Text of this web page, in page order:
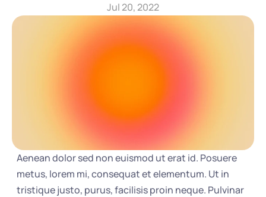
Jul 20, 2022
Aenean dolor sed non euismod ut erat id. Posuere
metus, lorem mi, consequat et elementum. Ut in
tristique justo, purus, facilisis proin neque. Pulvinar
Books